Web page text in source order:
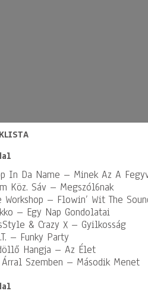
In Da Name – Minek Az A
Köz. Sáv – Megszól6nak
Workshop – Flowin’ Wit The
– Egy Nap Gondolatai
& Crazy X – Gyilkosság
– Funky Party
Hangja – Az Élet
Szemben – Második Menet